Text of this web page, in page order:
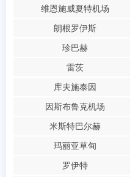
维恩施威夏特机场
朗根罗伊斯
珍巴赫
雷茨
库夫施泰因
因斯布鲁克机场
米斯特巴尔赫
玛丽亚草甸
罗伊特